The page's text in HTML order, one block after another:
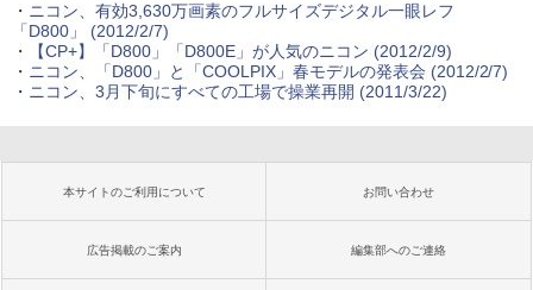
・ ニコン、有効3,630万画素のフルサイズデジタル一眼レフ
「D800」 (2012/2/7)
・
【CP+】「D800」「D800E」が人気のニコン (2012/2/9)
・ ニコン、「D800」と「COOLPIX」春モデルの発表会 (2012/2/7)
・ ニコン、3月下旬にすべての工場で操業再開 (2011/3/22)
本サイトのご利用について お問い合わせ
広告掲載のご案内 編集部へのご連絡